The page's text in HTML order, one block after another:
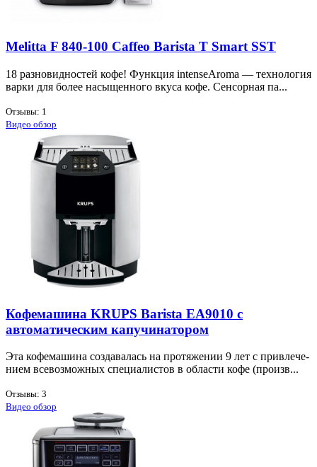
Melitta F 840-100 Caffeo Barista T Smart SST
18 раз­но­вид­но­стей ко­фе! Функ­ция intenseAroma — тех­но­ло­гия
вар­ки для бо­лее на­сы­щен­но­го вку­са ко­фе. Сен­сор­ная па...
Отзывы: 1
Видео обзор
Кофемашина KRUPS Barista EA9010 с
автоматическим капучинатором
Эта ко­фе­ма­ши­на со­зда­ва­лась на про­тя­же­нии 9 лет с при­вле­че­
ни­ем все­воз­мож­ных спе­ци­а­ли­стов в об­ла­сти ко­фе (про­изв...
Отзывы: 3
Видео обзор